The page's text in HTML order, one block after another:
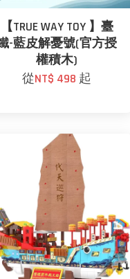
【TRUE WAY TOY 】臺
-藍皮解憂號(官方授
權積木)
從NT$ 498 起